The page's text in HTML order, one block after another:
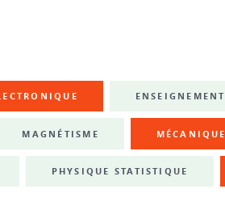
ENSEIGNEMENT
MAGNÉTISME MÉCANIQUE
PHYSIQUE STATISTIQUE